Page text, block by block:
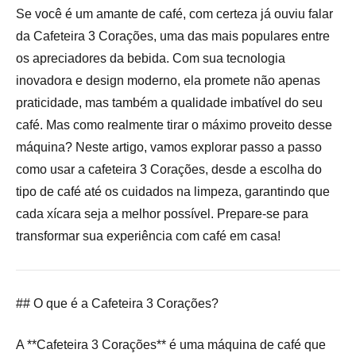
nossos
reviews
Se você é um amante de café, com certeza já ouviu falar
da Cafeteira 3 Corações, uma das mais populares entre
os apreciadores da bebida. Com sua tecnologia
inovadora e design moderno, ela promete não apenas
praticidade, mas também a qualidade imbatível do seu
café. Mas como realmente tirar o máximo proveito desse
máquina? Neste artigo, vamos explorar passo a passo
como usar a cafeteira 3 Corações, desde a escolha do
tipo de café até os cuidados na limpeza, garantindo que
cada xícara seja a melhor possível. Prepare-se para
transformar sua experiência com café em casa!
## O que é a Cafeteira 3 Corações?
A **Cafeteira 3 Corações** é uma máquina de café que